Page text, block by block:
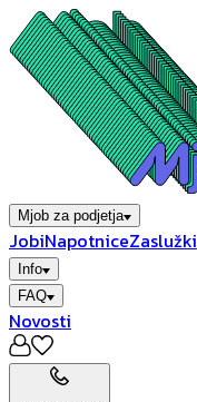
Mjob za podjetja
JobiNapotniceZaslužki
Info
FAQ
Novosti